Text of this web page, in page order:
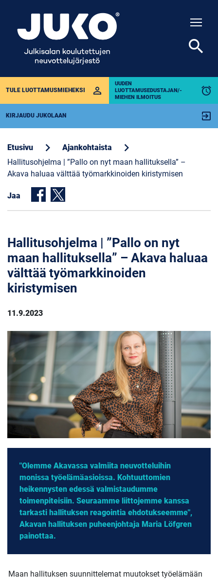
TULE LUOTTAMUSMIEHEKSI perm_identity
UUDEN
LUOTTAMUSEDUSTAJAN/-
MIEHEN ILMOITUS
alarm
KIRJAUDU JUKOLAAN exit_to_app
search
Etusivu chevron_right Ajankohtaista chevron_right
Hallitusohjelma | ”Pallo on nyt maan hallituksella” –
Akava haluaa välttää työmarkkinoiden kiristymisen
Jaa
Hallitusohjelma | ”Pallo on nyt
maan hallituksella” – Akava haluaa
välttää työmarkkinoiden
kiristymisen
11.9.2023
"Olemme Akavassa valmiita neuvotteluihin
monissa työelämäasioissa. Kohtuuttomien
heikennysten edessä valmistaudumme
toimenpiteisiin. Seuraamme liittojemme kanssa
tarkasti hallituksen reagointia ehdotukseemme",
Akavan hallituksen puheenjohtaja Maria Löfgren
painottaa.
Maan hallituksen suunnittelemat muutokset työelämään